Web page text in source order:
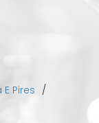
Pires /